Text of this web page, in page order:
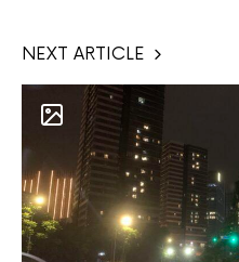
NEXT ARTICLE